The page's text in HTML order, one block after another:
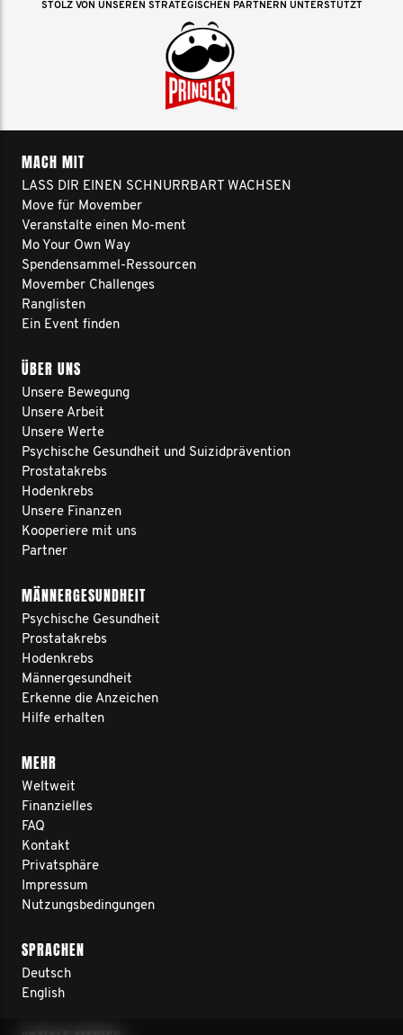
STOLZ VON UNSEREN STRATEGISCHEN PARTNERN UNTERSTÜTZT
MACH MIT
LASS DIR EINEN SCHNURRBART WACHSEN
Move für Movember
Veranstalte einen Mo-ment
Mo Your Own Way
Spendensammel-Ressourcen
Movember Challenges
Ranglisten
Ein Event finden
ÜBER UNS
Unsere Bewegung
Unsere Arbeit
Unsere Werte
Psychische Gesundheit und Suizidprävention
Prostatakrebs
Hodenkrebs
Unsere Finanzen
Kooperiere mit uns
Partner
MÄNNERGESUNDHEIT
Psychische Gesundheit
Prostatakrebs
Hodenkrebs
Männergesundheit
Erkenne die Anzeichen
Hilfe erhalten
MEHR
Weltweit
Finanzielles
FAQ
Kontakt
Privatsphäre
Impressum
Nutzungsbedingungen
SPRACHEN
Deutsch
English